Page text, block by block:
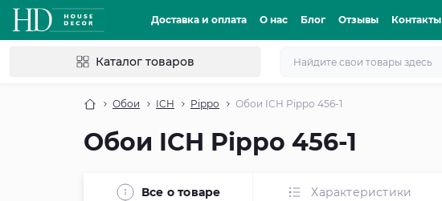
Доставка и оплата О нас Блог Отзывы Контакты
Каталог товаров
Обои ICH Pippo Обои ICH Pippo 456-1
Обои ICH Pippo 456-1
Все о товаре Характеристики